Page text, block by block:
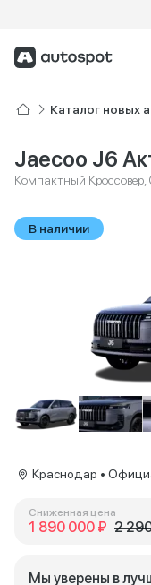
Каталог новых
Jaecoo J6
Компактный
В наличии
Краснодар •
Сниженная цена
1 890 000 ₽ 2
Мы уверены в